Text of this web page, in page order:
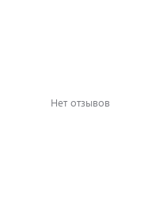
Нет отзывов